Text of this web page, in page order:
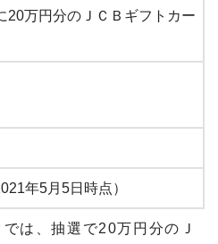
20万円分のＪＣＢギフトカー
年5月5日時点）
は、抽選で20万円分のＪ